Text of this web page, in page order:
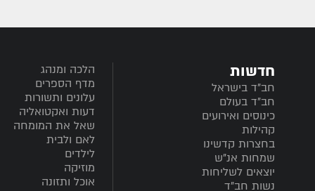
חדשות
חב”ד בישראל
חב”ד בעולם
כינוסים ואירועים
קהילות
בחצרות קדשינו
שמחות אנ"ש
יוצאים לשליחות
נשות חב"ד
הלכה ומנהג
מדף הספרים
עלונים ותשורות
דעות ואקטואליה
שאל את המומחה
לאם ולבית
לילדים
מוזיקה
אוכל ותזונה